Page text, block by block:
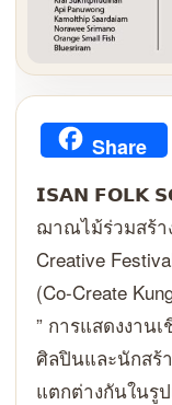
Share
𝗜𝗦𝗔𝗡 𝗙𝗢𝗟𝗞
ฌาณไม้ร่วมสร้า
Creative
(Co-Create
” การแสดงงาน
ศิลปินและนักสร้
แตกต่างกันในรู